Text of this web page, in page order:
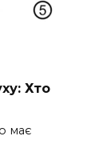
Хто
має